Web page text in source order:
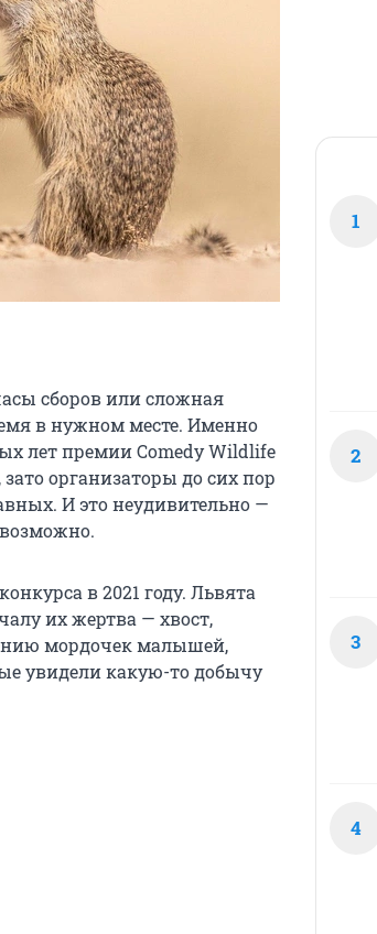
сборов или сложная
в нужном месте. Именно
лет премии Comedy Wildlife
организаторы до сих пор
И это неудивительно —
в 2021 году. Львята
их жертва — хвост,
мордочек малышей,
увидели какую-то добычу
1
2
3
4